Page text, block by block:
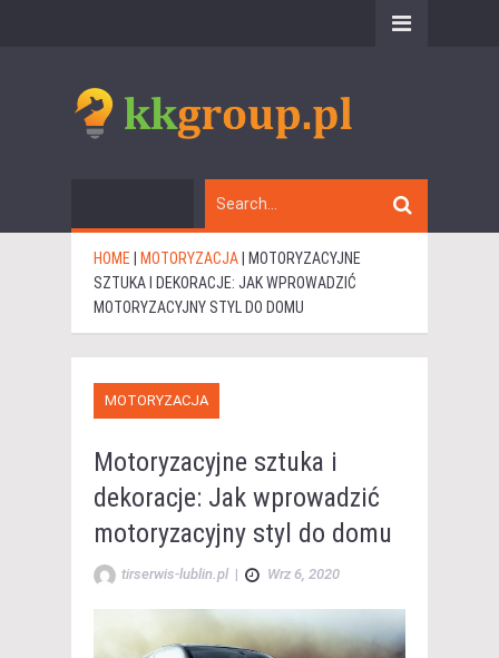
HOME MOTORYZACJA
MOTORYZACYJNE
SZTUKA I DEKORACJE: JAK WPROWADZIĆ
MOTORYZACYJNY STYL DO DOMU
MOTORYZACJA
Motoryzacyjne sztuka i
dekoracje: Jak wprowadzić
motoryzacyjny styl do domu
tirserwis-lublin.pl | Wrz 6, 2020